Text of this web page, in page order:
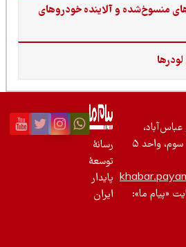
و آلاینده خودروهای
ما»:
رسانۀ
توسعۀ
پایدار
ایران